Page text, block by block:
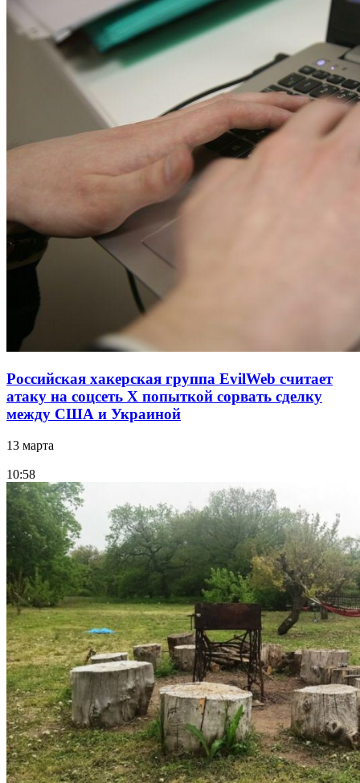
Российская хакерская группа EvilWeb считает
атаку на соцсеть Х попыткой сорвать сделку
между США и Украиной
13 марта
10:58